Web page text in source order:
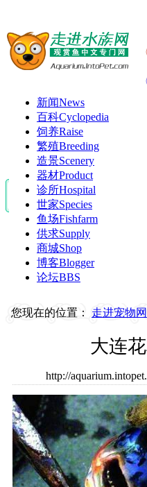
新闻News
百科Cyclopedia
饲养Raise
繁殖Breeding
造景Scenery
器材Product
诊所Hospital
世家Species
鱼场Fishfarm
供求Supply
商城Shop
博客Blogger
论坛BBS
您现在的位置： 走进宠物网
大连
http://